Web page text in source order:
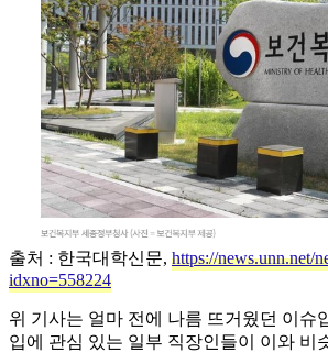
출처 : 한국대학신문, https://news.unn.net/
idxno=558224
위 기사는 얼마 전에 나름 뜨거웠던 이슈
입에 관심 있는 일부 직장인들이 이와 비